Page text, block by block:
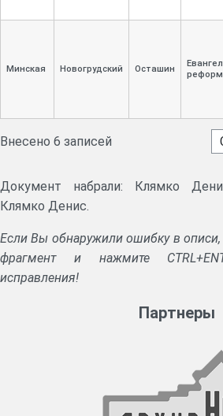
Минская Новогрудский Осташин
Внесено 6 записей
Документ набрали: Клямко
Клямко Денис.
Если Вы обнаружили ошибку в описи,
фрагмент и нажмите
исправления!
Партнеры